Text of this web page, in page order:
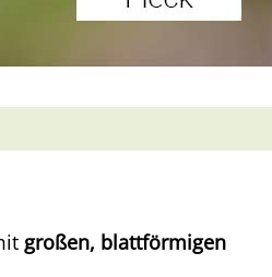
großen, blattförmigen